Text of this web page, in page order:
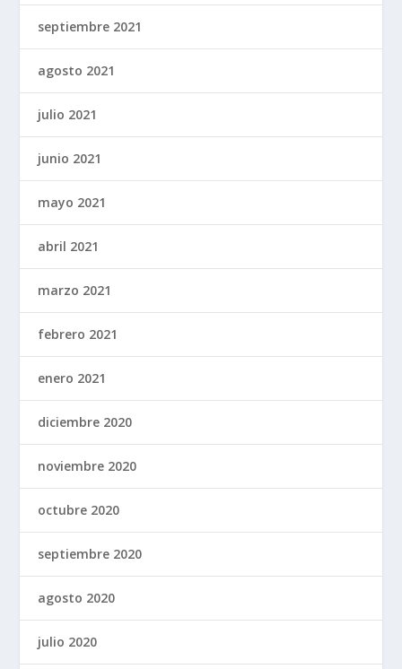
septiembre 2021
agosto 2021
julio 2021
junio 2021
mayo 2021
abril 2021
marzo 2021
febrero 2021
enero 2021
diciembre 2020
noviembre 2020
octubre 2020
septiembre 2020
agosto 2020
julio 2020